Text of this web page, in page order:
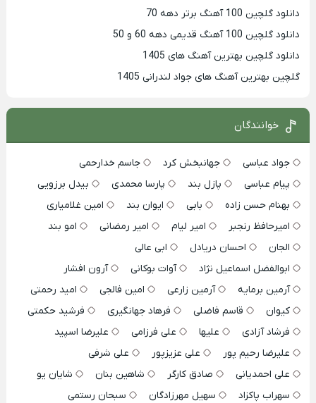
دانلود گلچین 100 آهنگ برتر دهه 70
دانلود گلچین 100 آهنگ قدیمی دهه 60 و 50
دانلود گلچین بهترین آهنگ های 1405
گلچین بهترین آهنگ های جواد لندرانی 1405
خوانندگان
جواد عباسی جهانبخش کرد
جاسم خدارحمی
پیام عباسی
پازل بند پارسا محمدی
بیدل برزویی
بهنام حسن زاده
بابی ایوان بند
امین غلامیاری
امیرحافظ رنجبر
امیر لیام امیر رمضانی
امو بند
الجان
احسان دریادل
ابی عالی
ابوالفضل اسماعیل نژاد
آوات بوکانی
آرون افشار
آرمین برمایه
آرمین زارعی امین فالجی
امید رحمتی
کیوان
قاسم فاضلی فرهاد جهانگیری
فرشید حکمتی
فرشاد آزادی
علیها علی فرزامی
علیرضا اسپید
علیرضا رحیم پور
علی عزیزپور
علی شرفی
علی احمدیانی
صادق کارگر شاهین بنان
شایان یو
سهراب پاکزاد
سهیل مهرزادگان
سبحان رستمی